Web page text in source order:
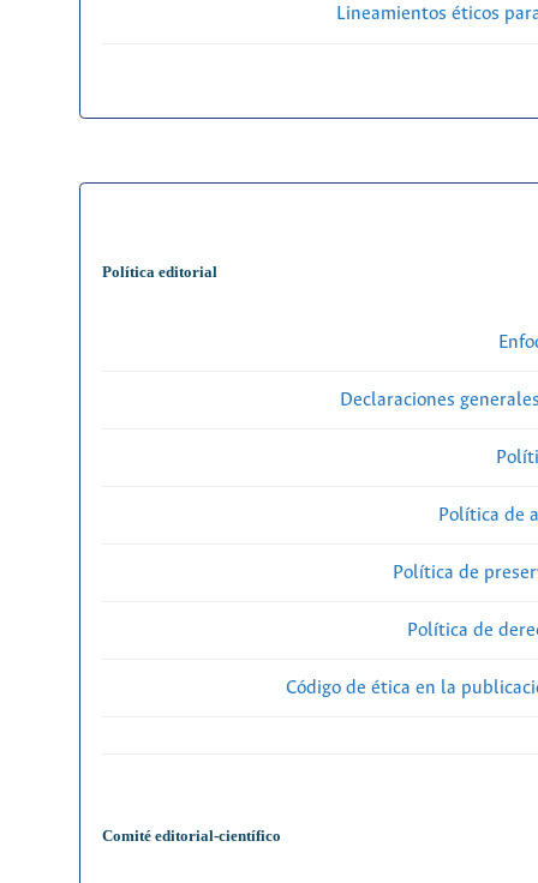
Lineamientos éticos
Política editorial
Declaraciones
Política de
Política de
Política de
Código de ética en la
Comité editorial-científico